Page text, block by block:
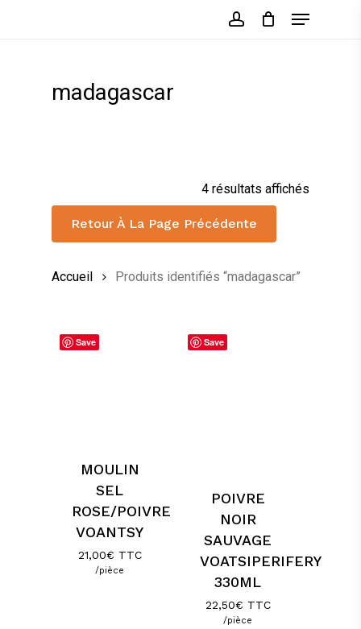
Menu
madagascar
4 résultats affichés
Retour À La Page Précédente
Accueil Produits identifiés “madagascar”
Save
MOULIN
SEL
ROSE/POIVRE
VOANTSY
21,00€ TTC
/pièce
Save
POIVRE
NOIR
SAUVAGE
VOATSIPERIFERY
330ML
22,50€ TTC
/pièce